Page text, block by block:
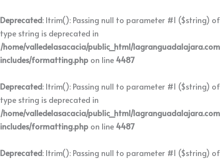
Deprecated: ltrim(): Passing null to parameter #1 ($string) of
type string is deprecated in
/home/valledelasacacia/public_html/
includes/formatting.php on line4487
Deprecated: ltrim(): Passing null to parameter #1 ($string) of
type string is deprecated in
/home/valledelasacacia/public_html/
includes/formatting.php on line4487
Deprecated: ltrim(): Passing null to parameter #1 ($string) of
al
contenido